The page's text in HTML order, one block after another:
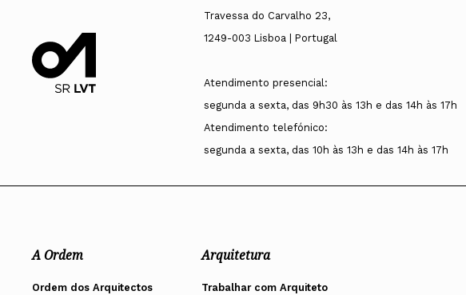
Travessa do Carvalho 23,
1249-003 Lisboa | Portugal
Atendimento presencial:
segunda a sexta, das 9h30 às 13h e das 14h às 17h
Atendimento telefónico:
segunda a sexta, das 10h às 13h e das 14h às 17h
A Ordem
Ordem dos Arquitectos
Arquitetura
Trabalhar com Arquiteto